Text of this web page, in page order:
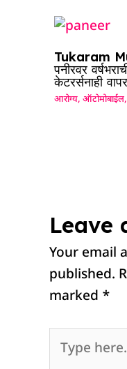
Tukaram
पनीरवर
केटरर्सनाही
आरोग्य,ऑटोमोबाईल
Leave
Your email
published.
marked *
here..